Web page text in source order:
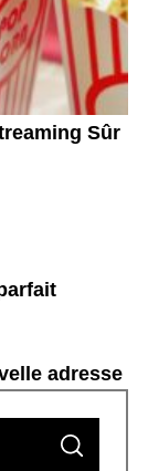
Sûr
adresse
S